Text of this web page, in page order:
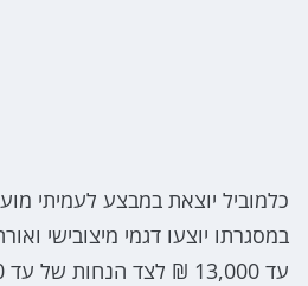
כלמוביל יוצאת במבצע לעמיתי